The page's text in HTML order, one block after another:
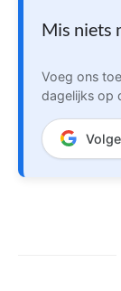
Mis niets
Voeg ons
dagelijks op